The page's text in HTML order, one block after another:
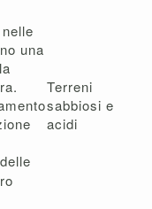
una
Terreni
sabbiosi e
acidi